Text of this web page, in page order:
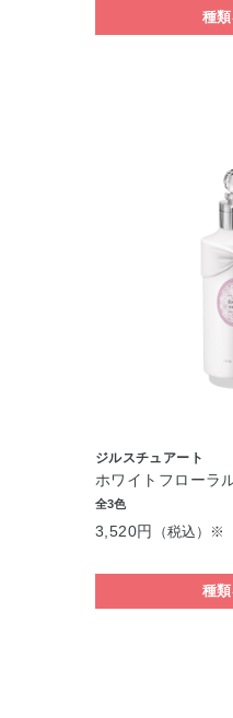
種
ジルスチュアート
ホワイトフローラ
全3色
3,520円 （税込）※
種